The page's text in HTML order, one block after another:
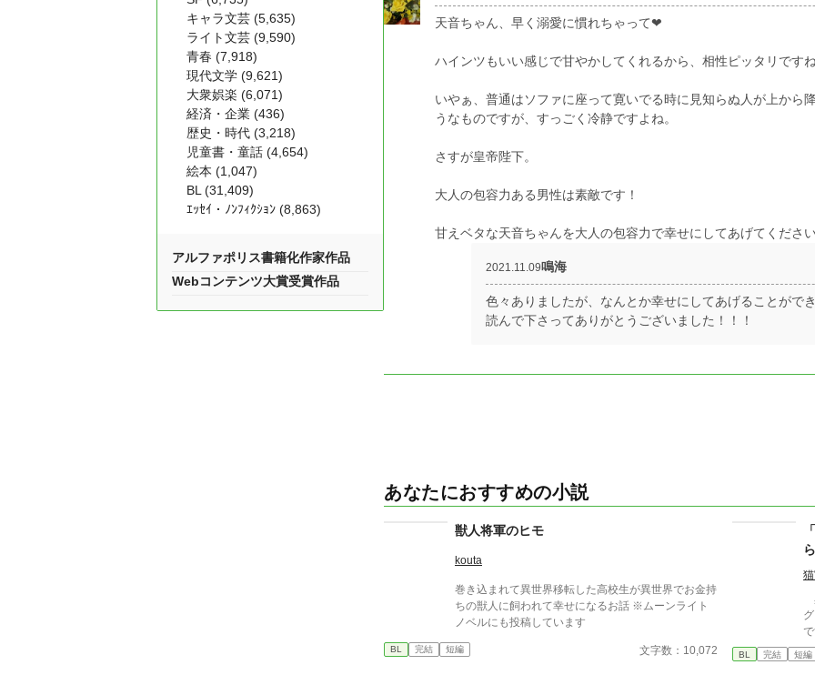
天音ちゃん、早く溺愛に慣れちゃって❤
ハインツもいい感じで甘やかしてくれるから、相性ピッタリですね
いやぁ、普通はソファに座って寛いでる時に見知らぬ人が上から
うなものですが、すっごく冷静ですよね。
さすが皇帝陛下。
大人の包容力ある男性は素敵です！
甘えベタな天音ちゃんを大人の包容力で幸せにしてあげてください
2021.11.09鳴海
色々ありましたが、なんとか幸せにしてあげることができ
読んで下さってありがとうございました！！！
あなたにおすすめの小説
獣人将軍のヒモ
kouta
巻き込まれて異世界移転した高校生が異世界でお金持
ちの獣人に飼われて幸せになるお話 ※ムーンライト
ノベルにも投稿しています
BL 完結 短編 文字数：10,072
覧
BL 完結 短編
キャラ文芸 (5,635)
ライト文芸 (9,590)
青春 (7,918)
現代文学 (9,621)
大衆娯楽 (6,071)
経済・企業 (436)
歴史・時代 (3,218)
児童書・童話 (4,654)
絵本 (1,047)
BL (31,409)
ｴｯｾｲ・ﾉﾝﾌｨｸｼｮﾝ (8,863)
アルファポリス書籍化作家作品
Webコンテンツ大賞受賞作品